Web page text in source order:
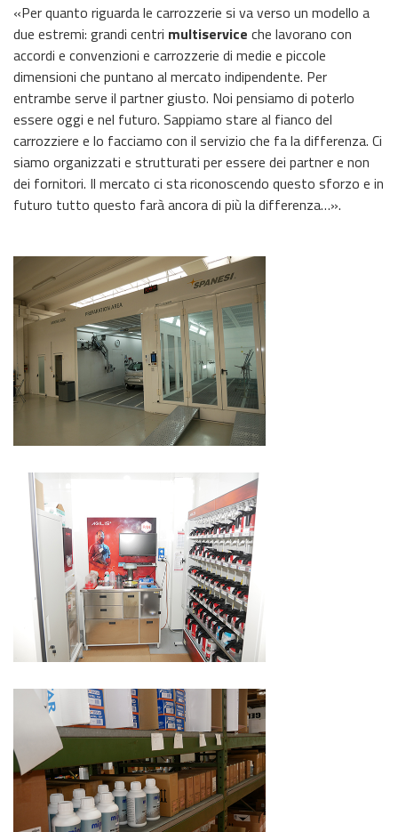
«Per quanto riguarda le carrozzerie si va verso un modello a
due estremi: grandi centri multiservice che lavorano con
accordi e convenzioni e carrozzerie di medie e piccole
dimensioni che puntano al mercato indipendente. Per
entrambe serve il partner giusto. Noi pensiamo di poterlo
essere oggi e nel futuro. Sappiamo stare al fianco del
carrozziere e lo facciamo con il servizio che fa la differenza. Ci
siamo organizzati e strutturati per essere dei partner e non
dei fornitori. Il mercato ci sta riconoscendo questo sforzo e in
futuro tutto questo farà ancora di più la differenza…».